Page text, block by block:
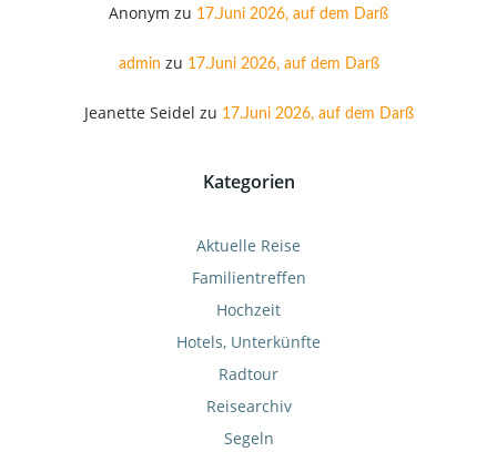
Anonym zu 17.Juni 2026, auf dem Darß
admin zu 17.Juni 2026, auf dem Darß
Jeanette Seidel zu 17.Juni 2026, auf dem Darß
Kategorien
Aktuelle Reise
Familientreffen
Hochzeit
Hotels, Unterkünfte
Radtour
Reisearchiv
Segeln